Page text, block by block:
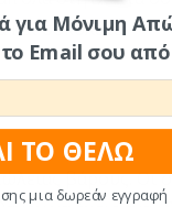
και σοκολάτα!
βάρους. Οι
για Μόνιμη
Email σου
ΤΟ ΘΕΛΩ
μια δωρεάν εγγραφή